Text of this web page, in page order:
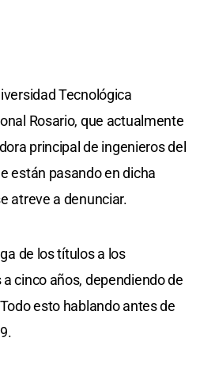
Tecnológica
Rosario, que actualmente
principal de ingenieros del
están pasando en dicha
atreve a denunciar.
de los títulos a los
cinco años, dependiendo de
esto hablando antes de